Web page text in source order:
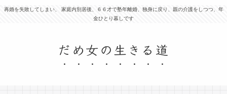
再婚を失敗してしまい、 家庭内別居後、６６才で塾年離婚、独身に戻り、親の介護をしつつ、年
金ひとり暮しです
だめ女の生きる道